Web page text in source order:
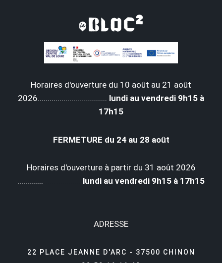
Horaires d'ouverture du 10 août au 21 août
2026................................... lundi au vendredi 9h15 à
17h15
FERMETURE du 24 au 28 août
Horaires d'ouverture à partir du 31 août 2026
.............
lundi au vendredi 9h15 à 17h15
ADRESSE
22 PLACE JEANNE D'ARC - 37500 CHINON